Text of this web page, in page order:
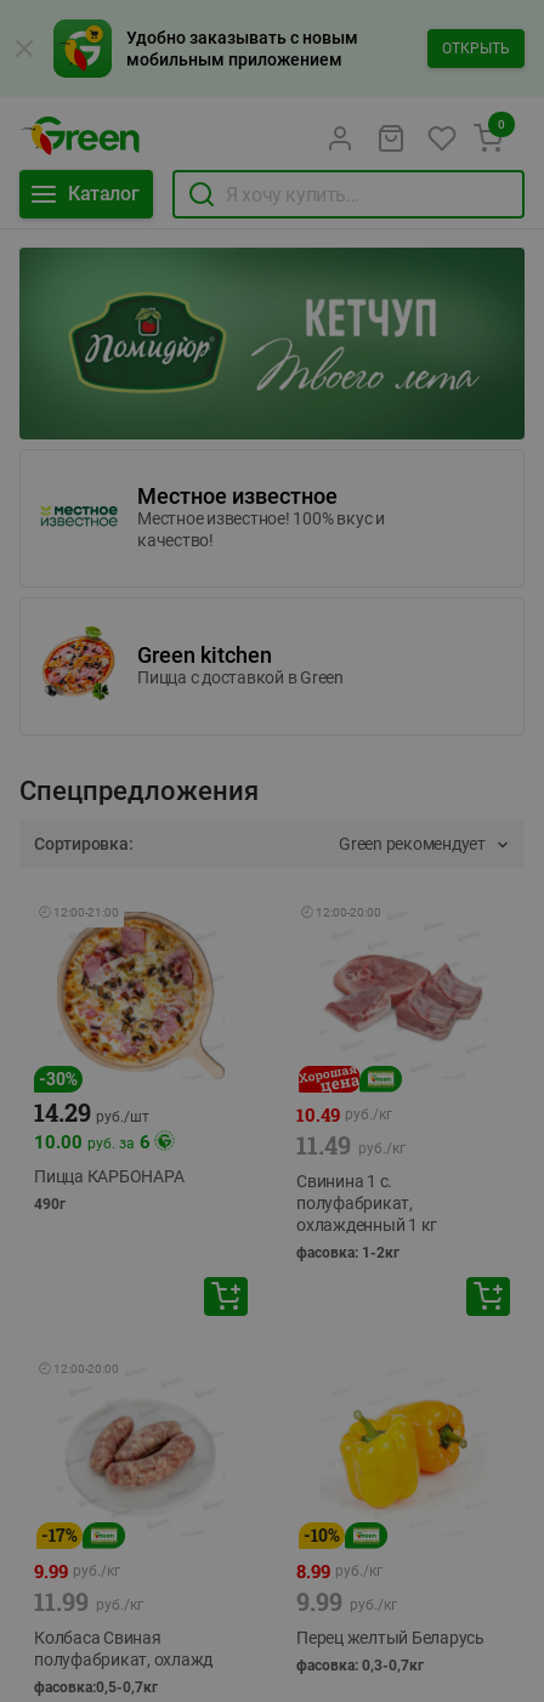
Удобно заказывать с новым
мобильным приложением
ОТКРЫТЬ
Каталог
0
Местное известное
Местное известное! 100% вкус и
качество!
Green kitchen
Пицца c доставкой в Green
Спецпредложения
Сортировка: Green рекомендует
🕘 12:00-21:00
-30%
14.29 руб./шт
10.00 руб. за 6
Пицца КАРБОНАРА
490г
🕘 12:00-20:00
10.49 руб./кг
11.49 руб./кг
Свинина 1 с.
полуфабрикат,
охлажденный 1 кг
фасовка: 1-2кг
🕘 12:00-20:00
-17%
9.99 руб./кг
11.99 руб./кг
Колбаса Свиная
полуфабрикат, охлажд
фасовка:0,5-0,7кг
-10%
8.99 руб./кг
9.99 руб./кг
Перец желтый Беларусь
фасовка: 0,3-0,7кг